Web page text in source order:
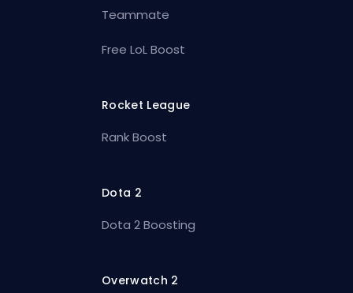
Teammate
Free LoL Boost
Rocket League
Rank Boost
Dota 2
Dota 2 Boosting
Overwatch 2